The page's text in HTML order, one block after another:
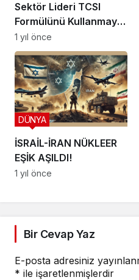
Sektör Lideri TCSI
Formülünü Kullanmaya
Başladı
1 yıl önce
İSRAİL-İRAN NÜKLEER
EŞİK AŞILDI!
DÜNYA
1 yıl önce
Bir Cevap Yaz
E-posta adresiniz
* ile işaretlenmişlerdir